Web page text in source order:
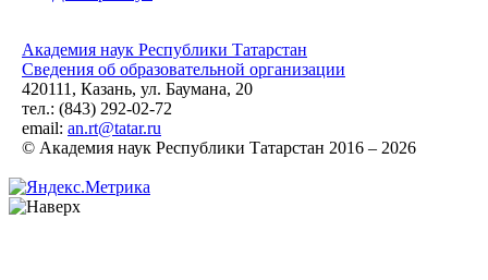
Академия наук Республики Татарстан
Сведения об образовательной организации
420111, Казань, ул. Баумана, 20
тел.: (843) 292-02-72
email: an.rt@tatar.ru
© Академия наук Республики Татарстан 2016 – 2026